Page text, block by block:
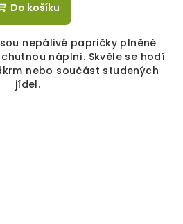
Do košíku
nepálivé papričky plněné
náplní. Skvěle se hodí
nebo součást studených
jídel.